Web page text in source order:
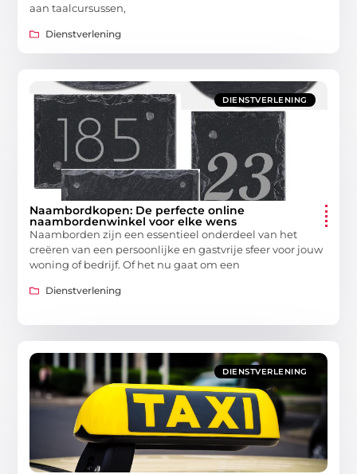
aan taalcursussen,
Dienstverlening
DIENSTVERLENING
Naambordkopen: De perfecte online
naambordenwinkel voor elke wens
Naamborden zijn een essentieel onderdeel van het
creëren van een persoonlijke en gastvrije sfeer voor jouw
woning of bedrijf. Of het nu gaat om een
Dienstverlening
DIENSTVERLENING